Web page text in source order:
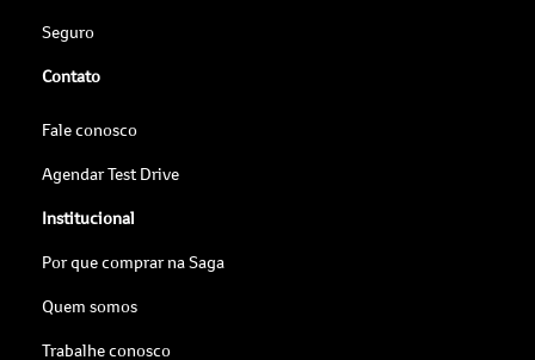
Seguro
Contato
Fale conosco
Agendar Test Drive
Institucional
Por que comprar na Saga
Quem somos
Trabalhe conosco